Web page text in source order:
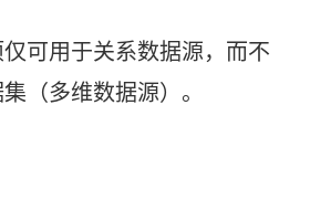
可用于关系数据源，而不
（多维数据源）。